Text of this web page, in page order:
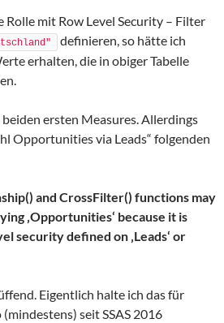
mit Row Level Security – Filter
definieren, so hätte ich
erhalten, die in obiger Tabelle
ersten Measures. Allerdings
Opportunities via Leads“ folgenden
and CrossFilter() functions may
‚Opportunities‘ because it is
security defined on ‚Leads‘ or
Eigentlich halte ich das für
seit SSAS 2016